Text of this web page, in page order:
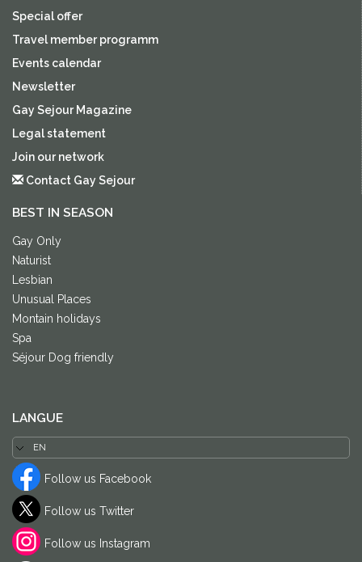
Special offer
Travel member programm
Events calendar
Newsletter
Gay Sejour Magazine
Legal statement
Join our network
Contact Gay Sejour
BEST IN SEASON
Gay Only
Naturist
Lesbian
Unusual Places
Montain holidays
Spa
Séjour Dog friendly
LANGUE
Follow us Facebook
Follow us Twitter
Follow us Instagram